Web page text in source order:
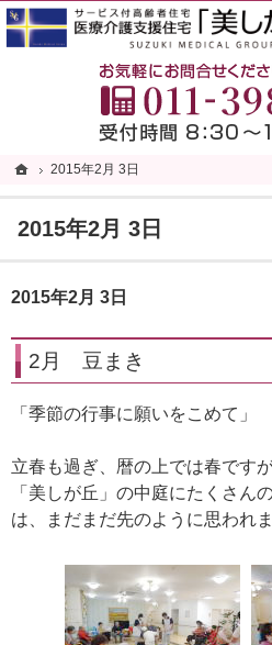
ホーム
2015年2月 3日
2015年2月 3日
札幌市清田区の老人ホーム・サービス付き高齢者
札幌市清田区の老人ホーム・サービス付き高齢
2015年2月 3日
2月 豆まき
「季節の行事に願いをこめて」
立春も過ぎ、暦の上では春です
「美しが丘」の中庭にたくさん
は、まだまだ先のように思われま
ホーム
2015年2月 3日